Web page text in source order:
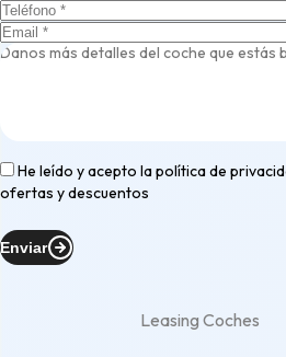
He leído y acepto lapolítica de
ofertas y descuentos
Enviar
Leasing Coches